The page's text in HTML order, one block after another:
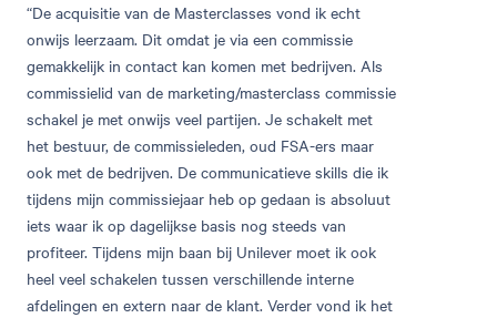
“De acquisitie van de Masterclasses vond ik echt
onwijs leerzaam. Dit omdat je via een commissie
gemakkelijk in contact kan komen met bedrijven. Als
commissielid van de marketing/masterclass commissie
schakel je met onwijs veel partijen. Je schakelt met
het bestuur, de commissieleden, oud FSA-ers maar
ook met de bedrijven. De communicatieve skills die ik
tijdens mijn commissiejaar heb op gedaan is absoluut
iets waar ik op dagelijkse basis nog steeds van
profiteer. Tijdens mijn baan bij Unilever moet ik ook
heel veel schakelen tussen verschillende interne
afdelingen en extern naar de klant. Verder vond ik het